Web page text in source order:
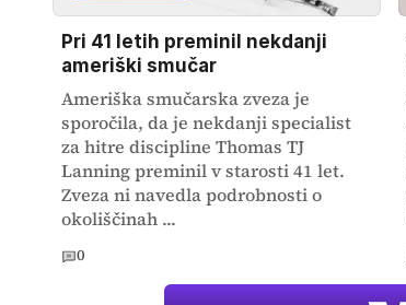
Pri 41 letih preminil nekdanji
ameriški smučar
Ameriška smučarska zveza je
sporočila, da je nekdanji specialist
za hitre discipline Thomas TJ
Lanning preminil v starosti 41 let.
Zveza ni navedla podrobnosti o
okoliščinah ...
0